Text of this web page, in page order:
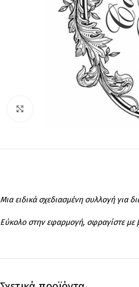
Μια ειδικά σχεδιασμένη συλλογή για
Εύκολο στην εφαρμογή, σφραγίστε με